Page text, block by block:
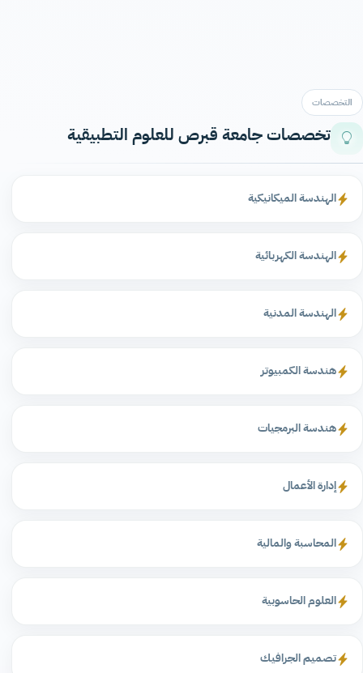
التخصصات
تخصصات جامعة قبرص للعلوم التطبيقية
الهندسة الميكانيكية
الهندسة الكهربائية
الهندسة المدنية
هندسة الكمبيوتر
هندسة البرمجيات
إدارة الأعمال
المحاسبة والمالية
العلوم الحاسوبية
تصميم الجرافيك